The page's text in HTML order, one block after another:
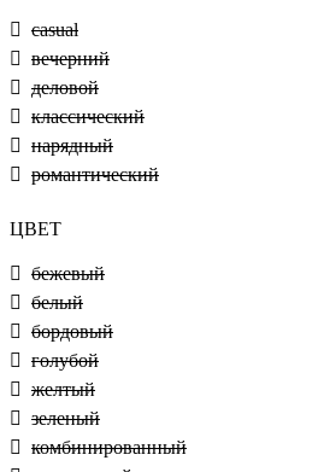
casual
вечерний
деловой
классический
нарядный
романтический
ЦВЕТ
бежевый
белый
бордовый
голубой
желтый
зеленый
комбинированный